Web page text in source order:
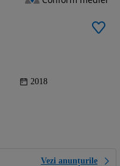
2018
Vezi anunțurile